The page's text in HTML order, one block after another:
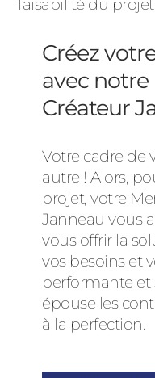
faisabilité du
Créez
avec
Créateur
Votre cadre de
autre ! Alors,
projet, votre
Janneau vous
vous offrir la
vos besoins et
performante et
épouse les
à la perfection.